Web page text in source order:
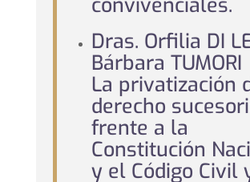
Dras. Orfilia DI
Bárbara TUMORI
La privatización
derecho
frente a la
Constitución
y el Código Civil